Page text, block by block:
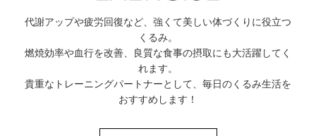
代謝アップや疲労回復など、強くて美しい体づくりに役立つ
くるみ。
燃焼効率や血行を改善、良質な食事の摂取にも大活躍してく
れます。
貴重なトレーニングパートナーとして、毎日のくるみ生活を
おすすめします！